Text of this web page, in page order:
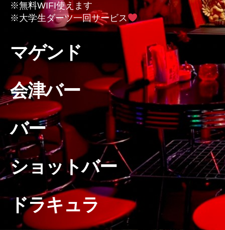
※無料WIFI使えます
※大学生ダーツ一回サービス
マゲンド
会津バー
バー
ショットバー
ドラキュラ